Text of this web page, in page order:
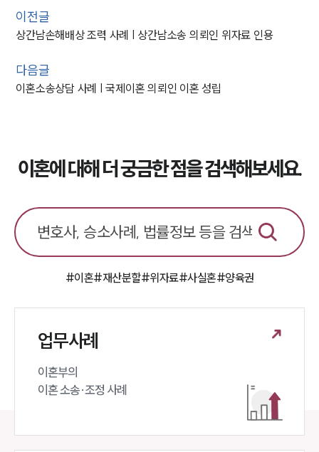
이전글
상간남손해배상 조력 사례 | 상간남소송 의뢰인 위자료 인용
다음글
이혼소송상담 사례 | 국제이혼 의뢰인 이혼 성립
이혼에 대해 더 궁금한 점을 검색해보세요.
#이혼#재산분할#위자료#사실혼#양육권
업무사례
이혼부의
이혼 소송·조정 사례